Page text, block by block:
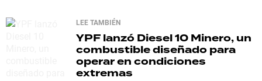
LEE TAMBIÉN
YPF lanzó Diesel 10 Minero, un
combustible diseñado para
operar en condiciones
extremas